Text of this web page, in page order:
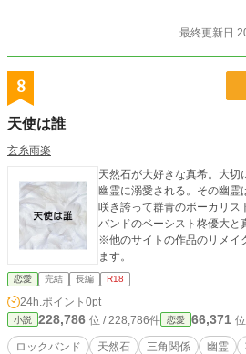
最終更新日
8
天使は誰
玄糸雨楽
天然石が大好きな真希。大切
幽霊に溺愛される。その幽霊
咲き誇って群青のボーカリス
バンドのベーシスト柊優大と
※他のサイトの作品のリメイ
ます。
恋愛 完結 長編 R18
24h.ポイント 0pt
小説 228,786 位 / 228,786件 恋愛 66,371
ロックバンド 天然石 三角関係 幽霊